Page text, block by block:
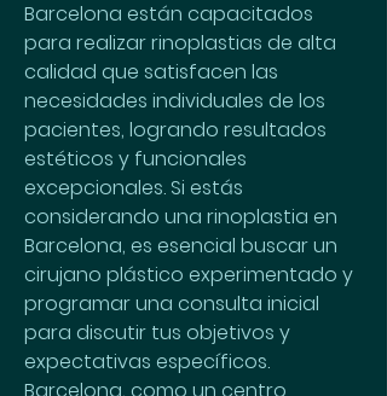
Barcelona están capacitados
para realizar rinoplastias de alta
calidad que satisfacen las
necesidades individuales de los
pacientes, logrando resultados
estéticos y funcionales
excepcionales. Si estás
considerando una rinoplastia en
Barcelona, es esencial buscar un
cirujano plástico experimentado y
programar una consulta inicial
para discutir tus objetivos y
expectativas específicos.